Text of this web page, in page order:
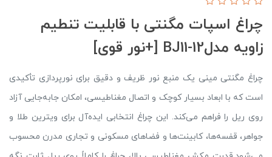
چراغ اسپات مگنتی با قابلیت تنطیم
زاویه مدلBJ11-12 [+نور قوی]
چراغ مگنتی مینی یک منبع نور ظریف و دقیق برای نورپردازی تأکیدی
است که با ابعاد بسیار کوچک و اتصال مغناطیسی، امکان جابه‌جایی آزاد
روی ریل را فراهم می‌کند. این چراغ انتخابی ایده‌آل برای ویترین طلا و
جواهر، قفسه‌ها، کابینت‌ها و فضاهای مسکونی و تجاری مدرن محسوب